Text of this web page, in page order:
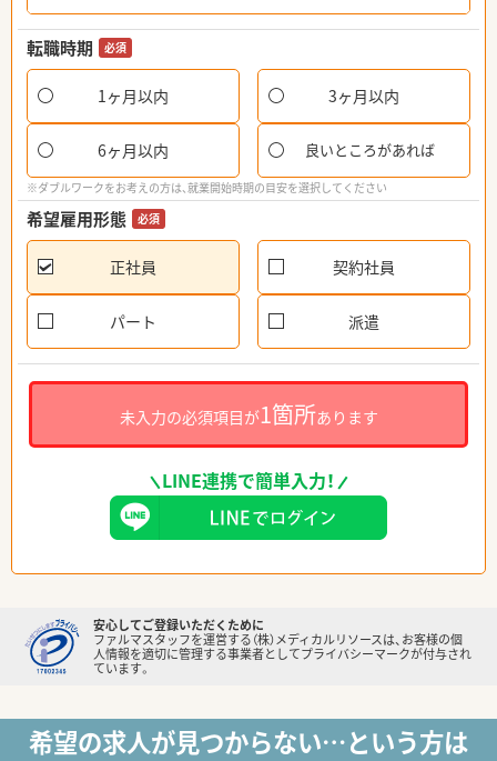
転職時期 必須
1ヶ月以内 3ヶ月以内
6ヶ月以内 良いところがあれば
※ダブルワークをお考えの方は、就業開始時期の目安を選択してください
希望雇用形態 必須
正社員 契約社員
パート 派遣
未入力の必須項目が1箇所あります
LINE連携で簡単入力！
安心してご登録いただくために
ファルマスタッフを運営する（株）メディカルリソースは、お客様の個
人情報を適切に管理する事業者としてプライバシーマークが付与され
ています。
希望の求人が見つからない…という方は